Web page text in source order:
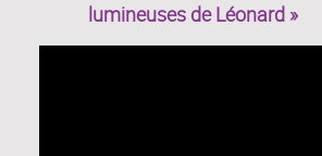
lumineuses de Léonard »